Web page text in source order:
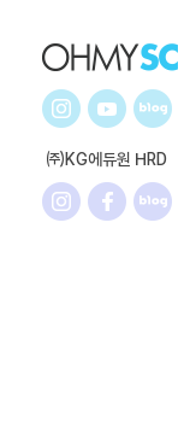
㈜KG에듀원 HRD